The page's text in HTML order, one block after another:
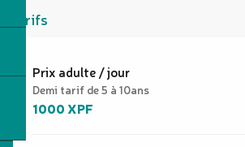
Tarifs
Tarifs 2026
Prix adulte / jour
Demi tarif de 5 à 10ans
1000 XPF